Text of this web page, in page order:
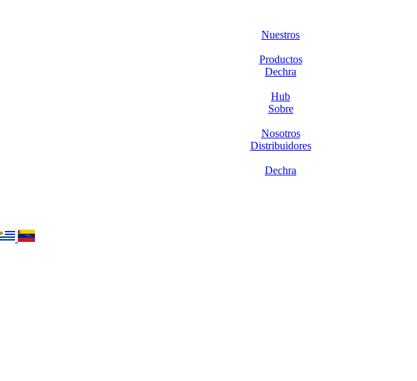
Nuestros
Productos
Dechra
Hub
Sobre
Nosotros
Distribuidores
Dechra